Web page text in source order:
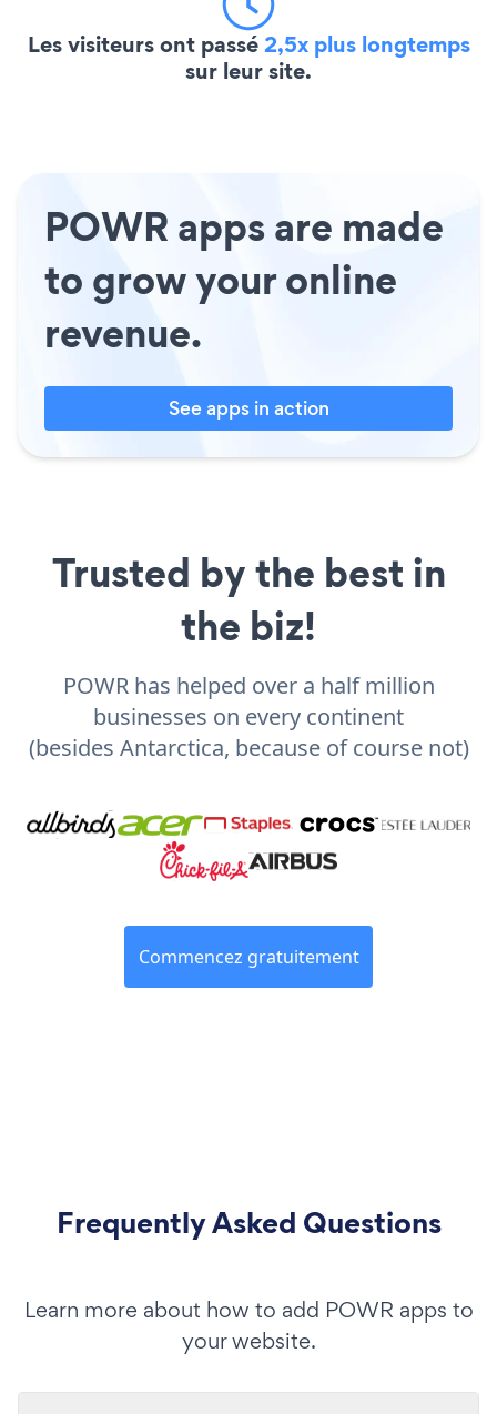
Les visiteurs ont passé2,5x plus longtemps
sur leur site.
POWR apps are made
to grow your online
revenue.
See apps in action
Trusted by the best in
the biz!
POWR has helped over a half million
businesses on every continent
(besides Antarctica, because of course not)
Commencez gratuitement
Frequently Asked Questions
Learn more about how to add POWR apps to
your website.